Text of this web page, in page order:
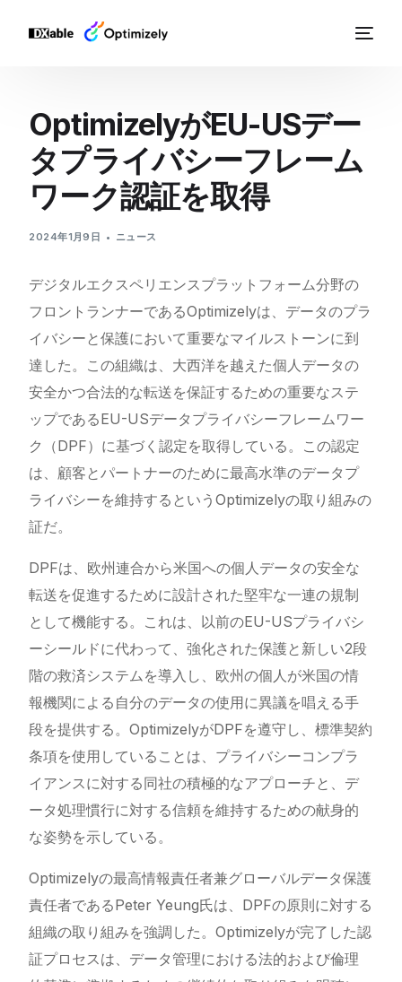
OptimizelyがEU-USデー
タプライバシーフレーム
ワーク認証を取得
2024年1月9日 ニュース
デジタルエクスペリエンスプラットフォーム分野の
フロントランナーであるOptimizelyは、データのプラ
イバシーと保護において重要なマイルストーンに到
達した。この組織は、大西洋を越えた個人データの
安全かつ合法的な転送を保証するための重要なステ
ップであるEU-USデータプライバシーフレームワー
ク（DPF）に基づく認定を取得している。この認定
は、顧客とパートナーのために最高水準のデータプ
ライバシーを維持するというOptimizelyの取り組みの
証だ。
DPFは、欧州連合から米国への個人データの安全な
転送を促進するために設計された堅牢な一連の規制
として機能する。これは、以前のEU-USプライバシ
ーシールドに代わって、強化された保護と新しい2段
階の救済システムを導入し、欧州の個人が米国の情
報機関による自分のデータの使用に異議を唱える手
段を提供する。OptimizelyがDPFを遵守し、標準契約
条項を使用していることは、プライバシーコンプラ
イアンスに対する同社の積極的なアプローチと、デ
ータ処理慣行に対する信頼を維持するための献身的
な姿勢を示している。
Optimizelyの最高情報責任者兼グローバルデータ保護
責任者であるPeter Yeung氏は、DPFの原則に対する
組織の取り組みを強調した。Optimizelyが完了した認
証プロセスは、データ管理における法的および倫理